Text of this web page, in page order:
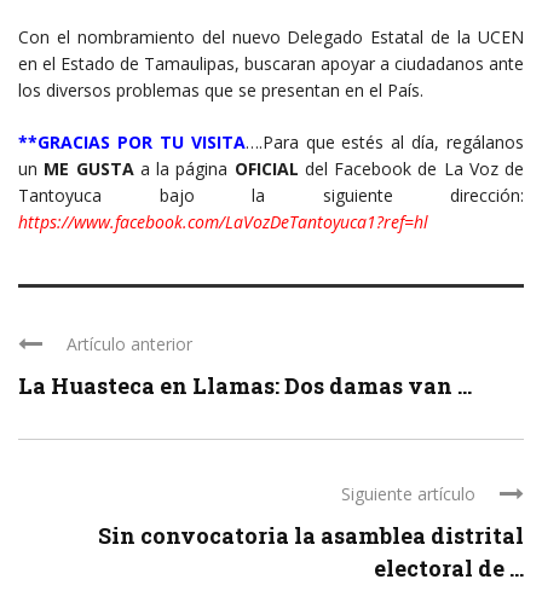
Con el nombramiento del nuevo Delegado Estatal de la UCEN
en el Estado de Tamaulipas, buscaran apoyar a ciudadanos ante
los diversos problemas que se presentan en el País.
**GRACIAS POR TU VISITA….Para que estés al día, regálanos
un ME GUSTAa la página OFICIAL del Facebook de La Voz de
Tantoyuca bajo la siguiente dirección:
https://www.facebook.com/LaVozDeTantoyuca1?ref=hl
Artículo anterior
La Huasteca en Llamas: Dos damas van ...
Siguiente artículo
Sin convocatoria la asamblea distrital
electoral de ...